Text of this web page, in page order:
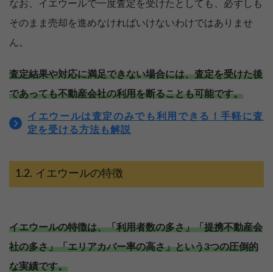
なお、イエウールで一度査定を受けたとしても、必ずしも
そのまま売却を進めなければいけないわけではありませ
ん。
査定結果や対応に満足できない場合には、査定を受けた後
であっても不動産会社の利用を断ることも可能です。
イエウールは査定のみでも利用できる！手軽に査
定を受ける方法も解説
イエウールの特徴
イエウールの特徴は、「利用者数の多さ」「提携不動産会
社の多さ」「エリアカバー率の高さ」という3つの圧倒的
な実績です。